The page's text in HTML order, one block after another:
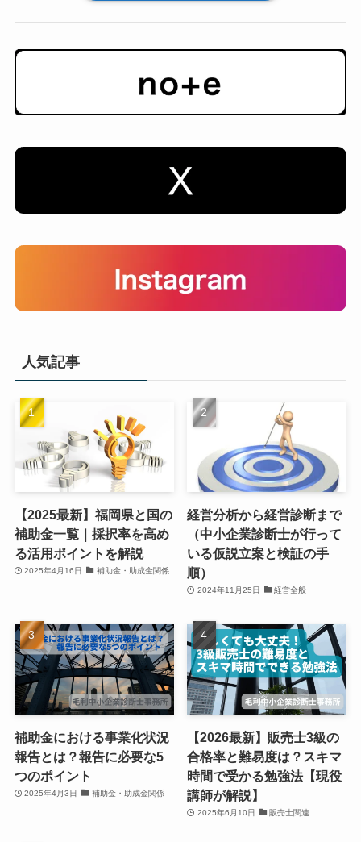
人気記事
【2025最新】福岡県と国の
補助金一覧｜採択率を高め
る活用ポイントを解説
2025年4月16日 補助金・助成金関係
経営分析から経営診断まで
（中小企業診断士が行って
いる仮説立案と検証の手
順）
2024年11月25日 経営全般
補助金における事業化状況
報告とは？報告に必要な5
つのポイント
2025年4月3日 補助金・助成金関係
【2026最新】販売士3級の
合格率と難易度は？スキマ
時間で受かる勉強法【現役
講師が解説】
2025年6月10日 販売士関連